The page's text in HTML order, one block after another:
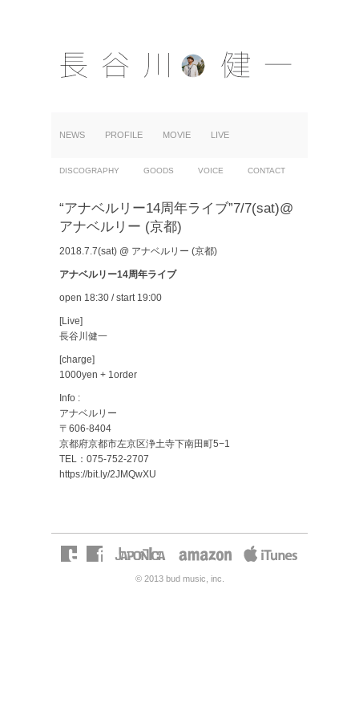
NEWS PROFILE MOVIE LIVE
DISCOGRAPHY GOODS VOICE CONTACT
“アナベルリー14周年ライブ”7/7(sat)@
アナベルリー (京都)
2018.7.7(sat) @ アナベルリー (京都)
アナベルリー14周年ライブ
open 18:30 / start 19:00
[Live]
長谷川健一
[charge]
1000yen + 1order
Info :
アナベルリー
〒606-8404
京都府京都市左京区浄土寺下南田町5−1
TEL：075-752-2707
https://bit.ly/2JMQwXU
© 2013 bud music, inc.